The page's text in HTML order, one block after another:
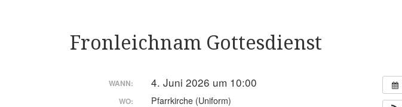
Fronleichnam Gottesdienst
WANN: 4. Juni 2026 um 10:00
WO: Pfarrkirche (Uniform)